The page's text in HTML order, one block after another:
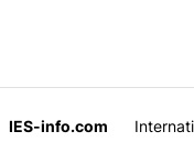
IES-info.com